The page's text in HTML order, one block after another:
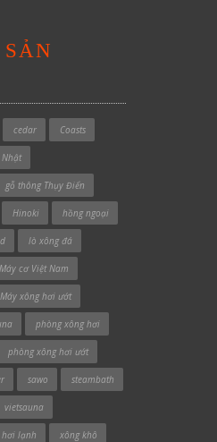
cedar Coasts
gỗ thông Thụy Điển
Hinoki hồng ngoại
lò xông đá
Máy cơ Việt Nam
Máy xông hơi ướt
phòng xông hơi
phòng xông hơi ướt
sawo steambath
vietsauna
hơi lạnh xông khô